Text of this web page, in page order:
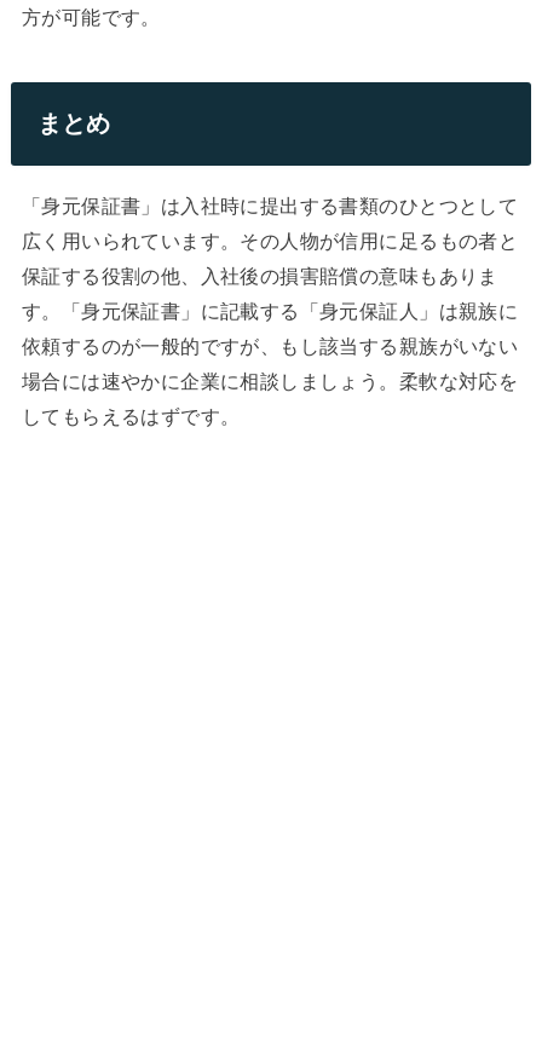
方が可能です。
まとめ
「身元保証書」は入社時に提出する書類のひとつとして
広く用いられています。その人物が信用に足るもの者と
保証する役割の他、入社後の損害賠償の意味もありま
す。「身元保証書」に記載する「身元保証人」は親族に
依頼するのが一般的ですが、もし該当する親族がいない
場合には速やかに企業に相談しましょう。柔軟な対応を
してもらえるはずです。